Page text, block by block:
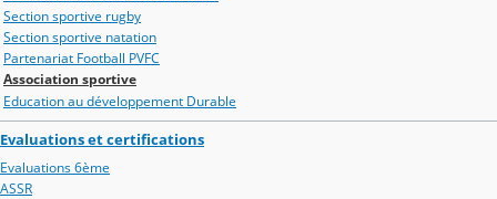
Section sportive rugby
Section sportive natation
Partenariat Football PVFC
Association sportive
Education au développement Durable
Evaluations et certifications
Evaluations 6ème
ASSR